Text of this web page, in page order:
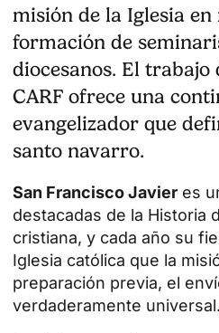
misión de la Iglesia
formación de
diocesanos. El trabajo
CARF ofrece una
evangelizador que
santo navarro.
San Francisco Javier es
destacadas de la Historia
cristiana, y cada año su
Iglesia católica que la
preparación previa, el
verdaderamente universal.